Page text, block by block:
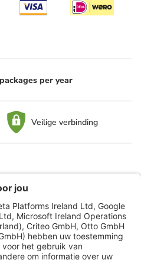
per year
Veilige verbinding